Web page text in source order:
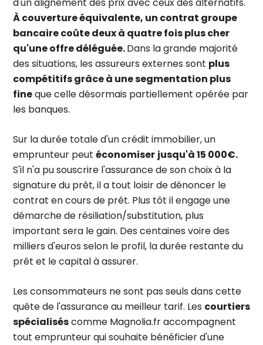
À couverture équivalente, un contrat groupe
bancaire coûte deux à quatre fois plus cher
qu'une offre déléguée.Dans la grande majorité
des situations, les assureurs externes sont plus
compétitifs grâce à une segmentation plus
fineque celle désormais partiellement opérée par
les banques.
Sur la durée totale d'un crédit immobilier, un
emprunteur peut économiser jusqu'à 15 000€.
S'il n'a pu souscrire l'assurance de son choix à la
signature du prêt, il a tout loisir de dénoncer le
contrat en cours de prêt. Plus tôt il engage une
démarche de résiliation/substitution, plus
important sera le gain. Des centaines voire des
milliers d'euros selon le profil, la durée restante du
prêt et le capital à assurer.
Les consommateurs ne sont pas seuls dans cette
quête de l'assurance au meilleur tarif. Les courtiers
spécialiséscomme Magnolia.fr accompagnent
tout emprunteur qui souhaite bénéficier d'une